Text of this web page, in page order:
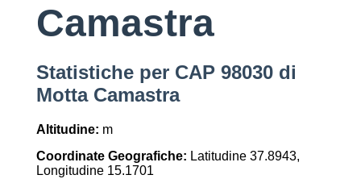
Camastra
Statistiche per CAP 98030 di
Motta Camastra
Altitudine: m
Coordinate Geografiche: Latitudine 37.8943,
Longitudine 15.1701